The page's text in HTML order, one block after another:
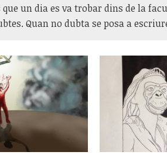
que un dia es va trobar dins de la
Quan no dubta se posa a